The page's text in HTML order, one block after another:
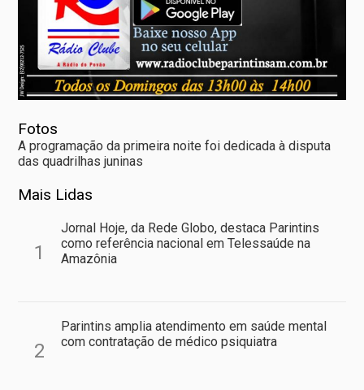
Fotos
A programação da primeira noite foi dedicada à disputa
das quadrilhas juninas
Mais Lidas
1
Jornal Hoje, da Rede Globo, destaca Parintins
como referência nacional em Telessaúde na
Amazônia
2
Parintins amplia atendimento em saúde mental
com contratação de médico psiquiatra